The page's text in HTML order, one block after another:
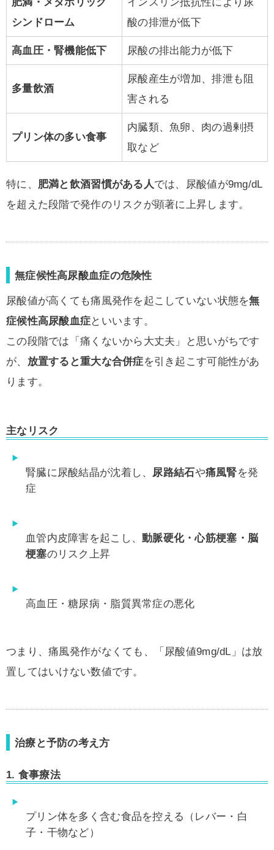
シンドローム
酸の排泄が低下
高血圧・腎機能低下 尿酸の排出能力が低下
多量飲酒
尿酸産生が増加、排泄も阻
害される
プリン体の多い食事
内臓類、魚卵、肉の過剰摂
取など
特に、 肥満と飲酒習慣がある人では、尿酸値が9mg/dL
を超えた段階で発作のリスクが顕著に上昇します。
無症候性高尿酸血症の危険性
尿酸値が高くても痛風発作を起こしていない状態を無
症候性高尿酸血症といいます。
この段階では「痛くないから大丈夫」と思いがちです
が、 放置すると重大な合併症を引き起こす可能性があ
ります。
主なリスク
腎臓に尿酸結晶が沈着し、 尿路結石や痛風腎を発
症
血管内皮障害を起こし、動脈硬化・心筋梗塞・脳
梗塞のリスク上昇
高血圧・糖尿病・脂質異常症の悪化
つまり、痛風発作がなくても、「尿酸値9mg/dL」は放
置してはいけない数値です。
治療と予防の考え方
1. 食事療法
プリン体を多く含む食品を控える（レバー・白
子・干物など）